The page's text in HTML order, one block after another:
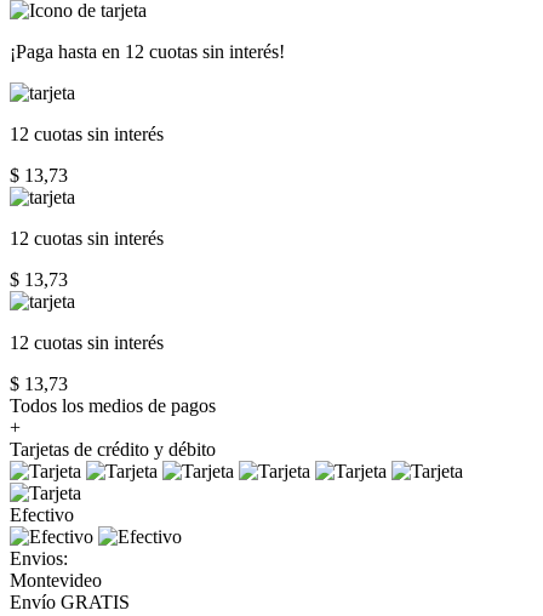
¡Paga hasta en 12 cuotas sin interés!
12 cuotas sin interés
$ 13,73
12 cuotas sin interés
$ 13,73
12 cuotas sin interés
$ 13,73
Todos los medios de pagos
+
Tarjetas de crédito y débito
Efectivo
Envios:
Montevideo
Envío GRATIS